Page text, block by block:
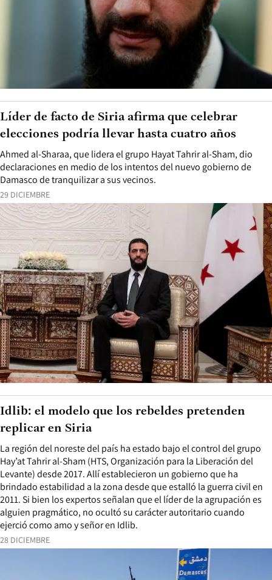
29 DICIEMBRE
Ahmed al-Sharaa, que lidera el grupo Hayat Tahrir al-Sham, dio
declaraciones en medio de los intentos del nuevo gobierno de
Damasco de tranquilizar a sus vecinos.
Líder de facto de Siria afirma que celebrar
elecciones podría llevar hasta cuatro años
28 DICIEMBRE
La región del noreste del país ha estado bajo el control del grupo
Hay’at Tahrir al-Sham (HTS, Organización para la Liberación del
Levante) desde 2017. Allí establecieron un gobierno que ha
brindado estabilidad a la zona desde que estalló la guerra civil en
2011. Si bien los expertos señalan que el líder de la agrupación es
alguien pragmático, no ocultó su carácter autoritario cuando
ejerció como amo y señor en Idlib.
Idlib: el modelo que los rebeldes pretenden
replicar en Siria